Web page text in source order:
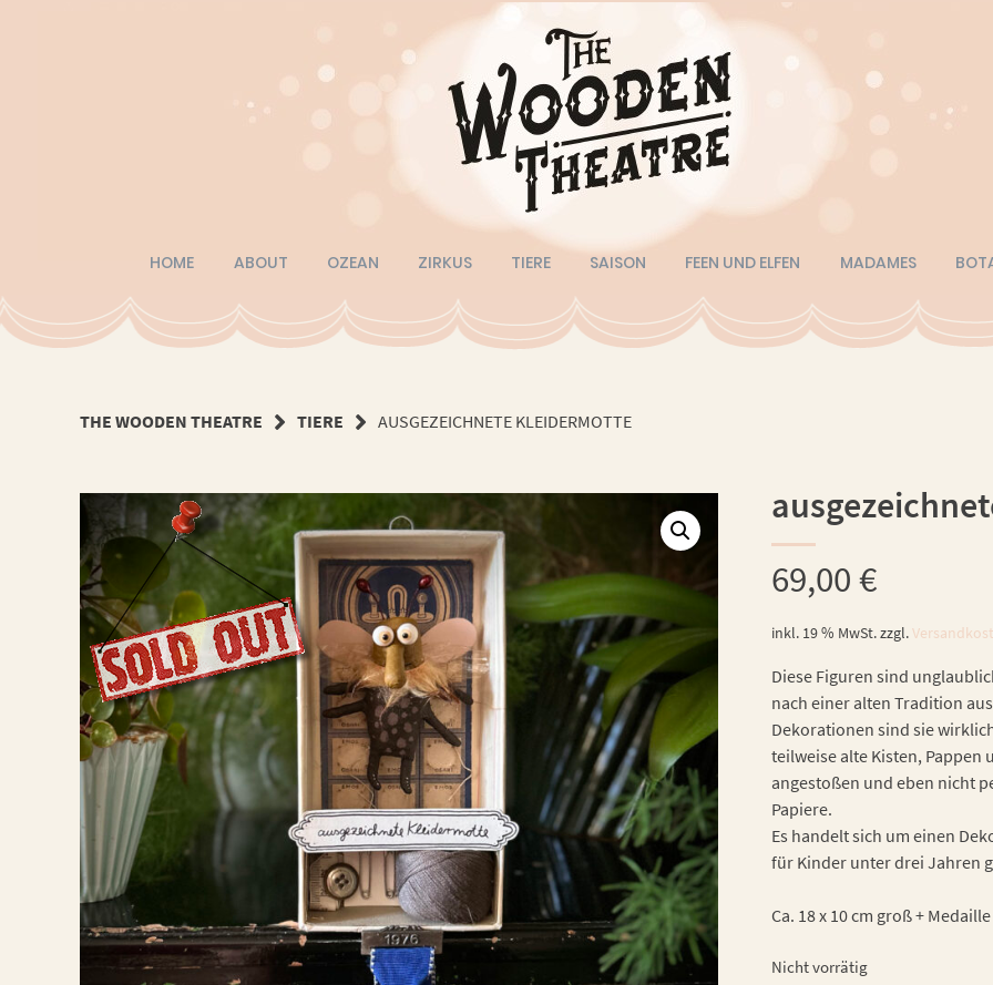
HOME ABOUT OZEAN ZIRKUS TIERE SAISON FEEN UND ELFEN MADAMES
THE WOODEN THEATRE TIERE AUSGEZEICHNETE KLEIDERMOTTE
69,00€
inkl. 19 % MwSt.zzgl.
Diese Figuren sind
nach einer alten Tradition
Dekorationen sind sie
teilweise alte Kisten, Pappen
angestoßen und eben nicht
Papiere.
Es handelt sich um einen
für Kinder unter drei Jahren
Ca. 18 x 10 cm groß + Medaille
Nicht vorrätig